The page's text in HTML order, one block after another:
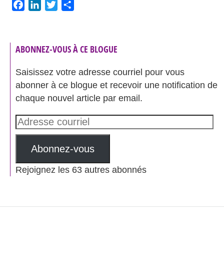
FacebookLinkedIn
Twitter
ABONNEZ-VOUS À CE BLOGUE
Saisissez votre adresse courriel pour vous
abonner à ce blogue et recevoir une notification de
chaque nouvel article par email.
Adresse
courriel
Abonnez-vous
Rejoignez les 63 autres abonnés